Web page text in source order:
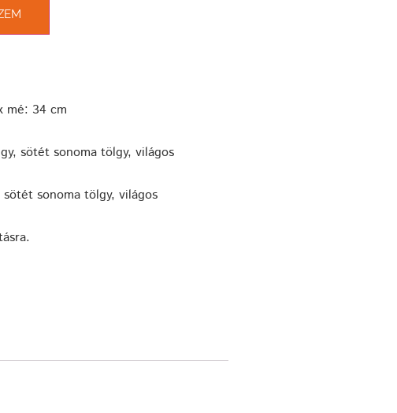
mé: 34 cm
sötét sonoma tölgy, világos
sonoma tölgy, világos